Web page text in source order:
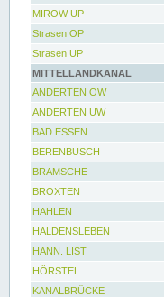
MIROW UP
Strasen OP
Strasen UP
MITTELLANDKANAL
ANDERTEN OW
ANDERTEN UW
BAD ESSEN
BERENBUSCH
BRAMSCHE
BROXTEN
HAHLEN
HALDENSLEBEN
HANN. LIST
HÖRSTEL
KANALBRÜCKE